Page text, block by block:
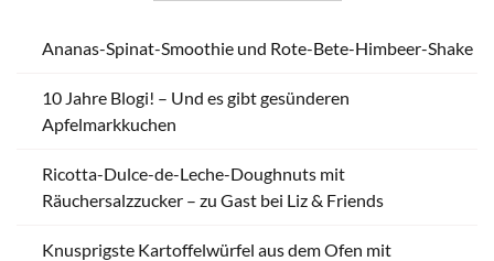
Ananas-Spinat-Smoothie und Rote-Bete-Himbeer-Shake
10 Jahre Blogi! – Und es gibt gesünderen
Apfelmarkkuchen
Ricotta-Dulce-de-Leche-Doughnuts mit
Räuchersalzzucker – zu Gast bei Liz & Friends
Knusprigste Kartoffelwürfel aus dem Ofen mit